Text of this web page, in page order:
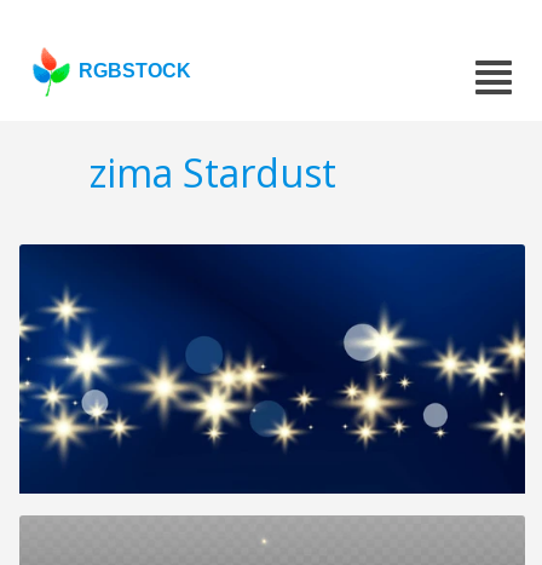
RGBSTOCK
zima Stardust